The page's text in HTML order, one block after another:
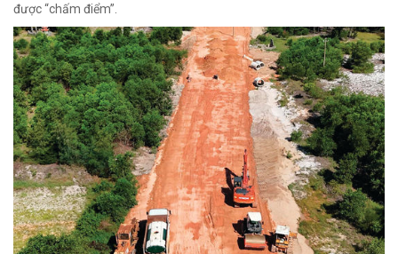
được “chấm điểm”.